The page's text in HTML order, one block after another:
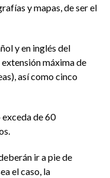
y mapas, de ser el
y en inglés del
máxima de
así como cinco
de 60
ir a pie de
el caso, la